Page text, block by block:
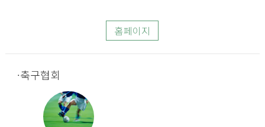
홈페이지
축구협회